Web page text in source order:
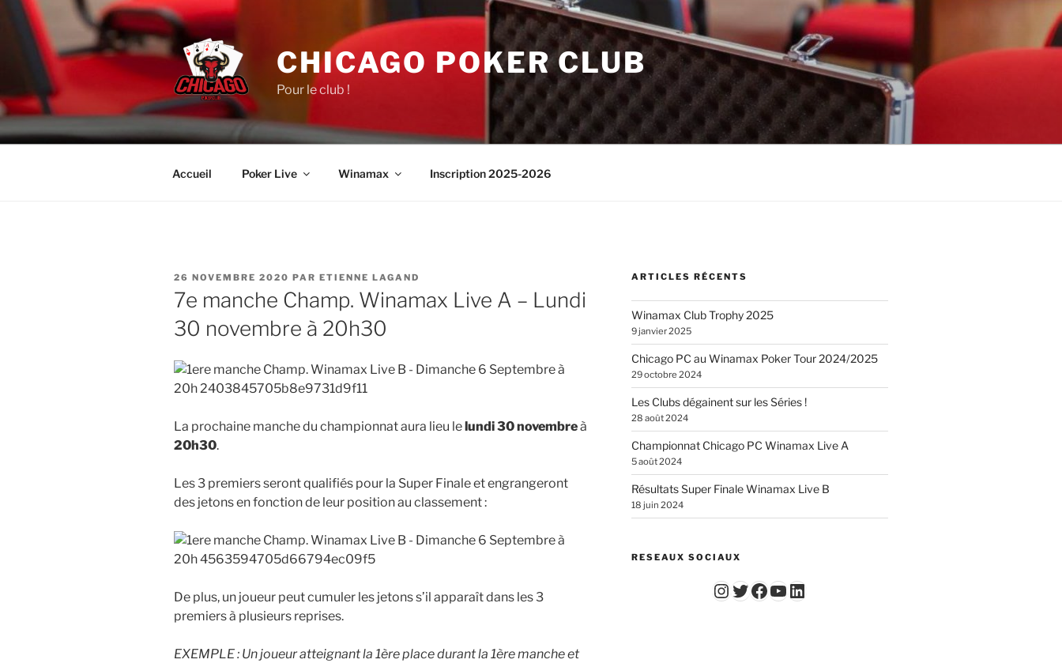
Aller
contenu
principal
CHICAGO POKER CLUB
Pour le club !
Accueil Poker Live Winamax Inscription 2025-2026
PUBLIÉ
LE
26 NOVEMBRE 2020 PAR ETIENNE LAGAND
7e manche Champ. Winamax Live A – Lundi
30 novembre à 20h30
La prochaine manche du championnat aura lieu le lundi 30 novembreà
20h30.
Les 3 premiers seront qualifiés pour la Super Finale et engrangeront
des jetons en fonction de leur position au classement :
De plus, un joueur peut cumuler les jetons s’il apparaît dans les 3
premiers à plusieurs reprises.
EXEMPLE : Un joueur atteignant la 1ère place durant la 1ère manche et
ARTICLES RÉCENTS
Winamax Club Trophy 2025
9 janvier 2025
Chicago PC au Winamax Poker Tour 2024/2025
29 octobre 2024
Les Clubs dégainent sur les Séries !
28 août 2024
Championnat Chicago PC Winamax Live A
5 août 2024
Résultats Super Finale Winamax Live B
18 juin 2024
RESEAUX SOCIAUX
Instagram
Twitter
Facebook
YouTube - Vidéos du Chicago Poker ClubLinkedIn